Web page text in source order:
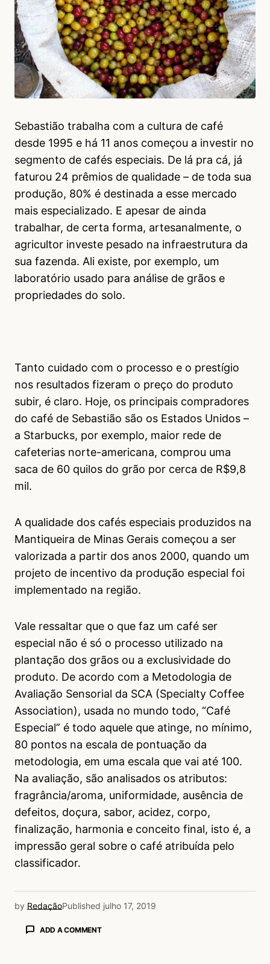
Sebastião trabalha com a cultura de café
desde 1995 e há 11 anos começou a investir no
segmento de cafés especiais. De lá pra cá, já
faturou 24 prêmios de qualidade – de toda sua
produção, 80% é destinada a esse mercado
mais especializado. E apesar de ainda
trabalhar, de certa forma, artesanalmente, o
agricultor investe pesado na infraestrutura da
sua fazenda. Ali existe, por exemplo, um
laboratório usado para análise de grãos e
propriedades do solo.
Tanto cuidado com o processo e o prestígio
nos resultados fizeram o preço do produto
subir, é claro. Hoje, os principais compradores
do café de Sebastião são os Estados Unidos –
a Starbucks, por exemplo, maior rede de
cafeterias norte-americana, comprou uma
saca de 60 quilos do grão por cerca de R$9,8
mil.
A qualidade dos cafés especiais produzidos na
Mantiqueira de Minas Gerais começou a ser
valorizada a partir dos anos 2000, quando um
projeto de incentivo da produção especial foi
implementado na região.
Vale ressaltar que o que faz um café ser
especial não é só o processo utilizado na
plantação dos grãos ou a exclusividade do
produto. De acordo com a Metodologia de
Avaliação Sensorial da SCA (Specialty Coffee
Association), usada no mundo todo, “Café
Especial” é todo aquele que atinge, no mínimo,
80 pontos na escala de pontuação da
metodologia, em uma escala que vai até 100.
Na avaliação, são analisados os atributos:
fragrância/aroma, uniformidade, ausência de
defeitos, doçura, sabor, acidez, corpo,
finalização, harmonia e conceito final, isto é, a
impressão geral sobre o café atribuída pelo
classificador.
by RedaçãoPublished julho 17, 2019
ADD A COMMENT